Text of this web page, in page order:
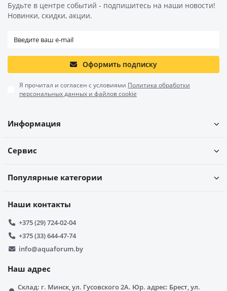
Будьте в центре событий - подпишитесь на наши новости!
Новинки, скидки, акции.
Оформить подписку
Я прочитал и согласен с условиями Политика обработки
персональных данных и файлов cookie
Информация
Сервис
Популярные категории
Наши контакты
+375 (29) 724-02-04
+375 (33) 644-47-74
info@aquaforum.by
Наш адрес
Склад: г. Минск, ул. Гусовского 2А. Юр. адрес: Брест, ул.